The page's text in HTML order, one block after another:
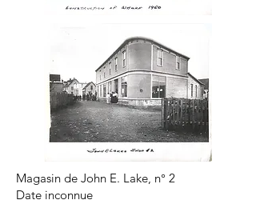
Magasin de John E. Lake, n° 2
Date inconnue